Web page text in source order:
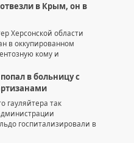
в Крым, он в
Херсонской области
в оккупированном
кому и
в больницу с
гауляйтера так
госпитализировали в